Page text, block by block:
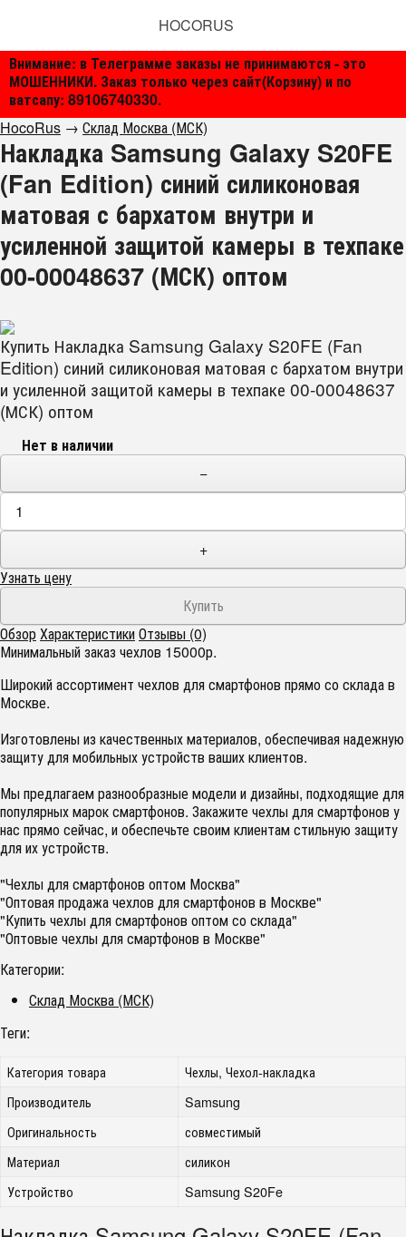
Внимание: в Телеграмме заказы не принимаются - это
МОШЕННИКИ. Заказ только через сайт(Корзину) и по
ватсапу: 89106740330.
HOCORUS
HocoRus → Склад Москва (МСК)
Накладка Samsung Galaxy S20FE
(Fan Edition) синий силиконовая
матовая с бархатом внутри и
усиленной защитой камеры в техпаке
00-00048637 (МСК) оптом
Купить Накладка Samsung Galaxy S20FE (Fan
Edition) синий силиконовая матовая с бархатом внутри
и усиленной защитой камеры в техпаке 00-00048637
(МСК) оптом
Нет в наличии
−
+
Узнать цену
ОбзорХарактеристикиОтзывы (0)
Минимальный заказ чехлов 15000р.
Широкий ассортимент чехлов для смартфонов прямо со склада в
Москве.
Изготовлены из качественных материалов, обеспечивая надежную
защиту для мобильных устройств ваших клиентов.
Мы предлагаем разнообразные модели и дизайны, подходящие для
популярных марок смартфонов. Закажите чехлы для смартфонов у
нас прямо сейчас, и обеспечьте своим клиентам стильную защиту
для их устройств.
"Чехлы для смартфонов оптом Москва"
"Оптовая продажа чехлов для смартфонов в Москве"
"Купить чехлы для смартфонов оптом со склада"
"Оптовые чехлы для смартфонов в Москве"
Категории:
Склад Москва (МСК)
Теги:
Категория товара
Чехлы, Чехол-накладка
Производитель
Samsung
Оригинальность
совместимый
Материал
силикон
Устройство
Samsung S20Fe